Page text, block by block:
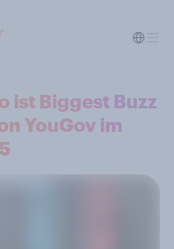
ist Biggest Buzz
YouGov im